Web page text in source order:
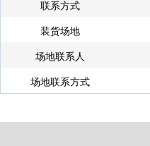
联系方式
装货场地
场地联系人
场地联系方式